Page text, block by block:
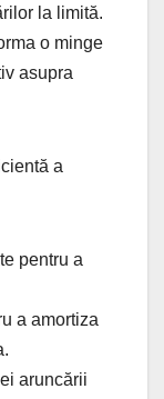
la limită.
o minge
asupra
a
pentru a
a amortiza
aruncării